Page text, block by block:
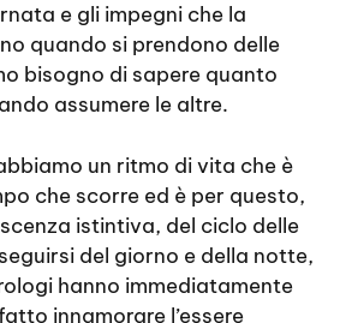
e gli impegni che la
quando si prendono delle
bisogno di sapere quanto
assumere le altre.
un ritmo di vita che è
che scorre ed è per questo,
istintiva, del ciclo delle
del giorno e della notte,
hanno immediatamente
innamorare l’essere